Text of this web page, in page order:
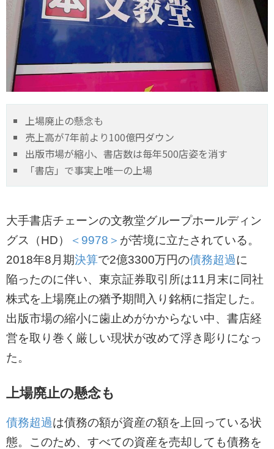
上場廃止の懸念も
売上高が7年前より100億円ダウン
出版市場が縮小、書店数は毎年500店姿を消す
「書店」で事実上唯一の上場
大手書店チェーンの文教堂グループホールディン
グス（HD）
＜9978＞ が苦境に立たされている。
2018年8月期決算で2億3300万円の債務超過に
陥ったのに伴い、東京証券取引所は11月末に同社
株式を上場廃止の猶予期間入り銘柄に指定した。
出版市場の縮小に歯止めがかからない中、書店経
営を取り巻く厳しい現状が改めて浮き彫りになっ
た。
上場廃止の懸念も
債務超過は債務の額が資産の額を上回っている状
態。このため、すべての資産を売却しても債務を